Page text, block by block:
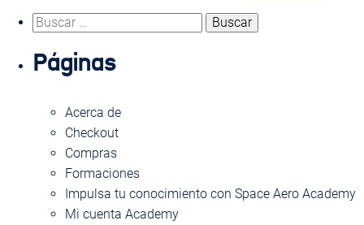
Buscar:
Páginas
Acerca de
Checkout
Compras
Formaciones
Impulsa tu conocimiento con Space Aero Academy
Mi cuenta Academy
Te responderemos con la máxima brevedad
EMAIL